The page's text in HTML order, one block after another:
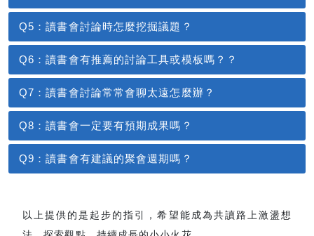
Q5：讀書會討論時怎麼挖掘議題？
Q6：讀書會有推薦的討論工具或模板嗎？？
Q7：讀書會討論常常會聊太遠怎麼辦？
Q8：讀書會一定要有預期成果嗎？
Q9：讀書會有建議的聚會週期嗎？
以上提供的是起步的指引，希望能成為共讀路上激盪想